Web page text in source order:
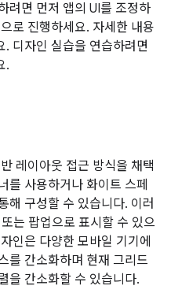
려면 먼저 앱의 UI를 조정하
로 진행하세요. 자세한 내용
. 디자인 실습을 연습하려면
.
레이아웃 접근 방식을 채택
를 사용하거나 화이트 스페
해 구성할 수 있습니다. 이러
는 팝업으로 표시할 수 있으
인은 다양한 모바일 기기에
를 간소화하며 현재 그리드
을 간소화할 수 있습니다.